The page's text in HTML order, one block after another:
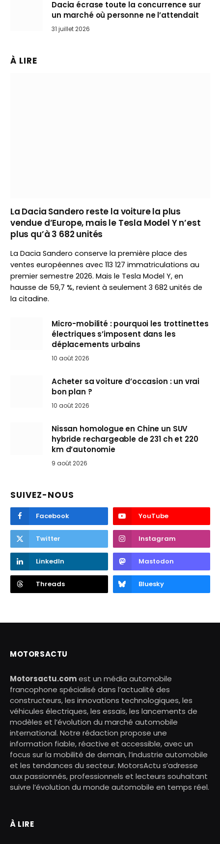
Dacia écrase toute la concurrence sur
un marché où personne ne l’attendait
31 juillet 2026
À LIRE
La Dacia Sandero reste la voiture la plus
vendue d’Europe, mais le Tesla Model Y n’est
plus qu’à 3 682 unités
La Dacia Sandero conserve la première place des
ventes européennes avec 113 127 immatriculations au
premier semestre 2026. Mais le Tesla Model Y, en
hausse de 59,7 %, revient à seulement 3 682 unités de
la citadine.
Micro-mobilité : pourquoi les trottinettes
électriques s’imposent dans les
déplacements urbains
10 août 2026
Acheter sa voiture d’occasion : un vrai
bon plan ?
10 août 2026
Nissan homologue en Chine un SUV
hybride rechargeable de 231 ch et 220
km d’autonomie
9 août 2026
SUIVEZ-NOUS
Facebook YouTube
Twitter Instagram
LinkedIn Mastodon
Threads Bluesky
MOTORSACTU
Motorsactu.comest un média automobile
francophone spécialisé dans l’actualité des
constructeurs, les innovations technologiques, les
véhicules électriques, les essais, les lancements de
modèles et l’évolution du marché automobile
international. Notre rédaction propose une
information fiable, réactive et accessible, avec un
focus sur la mobilité de demain, l’industrie automobile
et les tendances du secteur. MotorsActu s’adresse
aux passionnés, professionnels et lecteurs souhaitant
suivre l’évolution du monde automobile en temps réel.
À LIRE